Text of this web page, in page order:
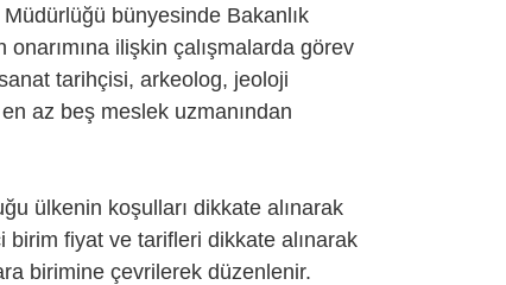
bünyesinde Bakanlık
onarımına ilişkin çalışmalarda görev
tarihçisi, arkeolog, jeoloji
az beş meslek uzmanından
ülkenin koşulları dikkate alınarak
birim fiyat ve tarifleri dikkate alınarak
birimine çevrilerek düzenlenir.